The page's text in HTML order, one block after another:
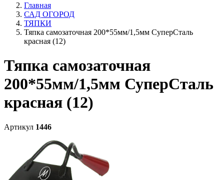
Главная
САД ОГОРОД
ТЯПКИ
Тяпка самозаточная 200*55мм/1,5мм СуперСталь
красная (12)
Тяпка самозаточная
200*55мм/1,5мм СуперСталь
красная (12)
Артикул 1446